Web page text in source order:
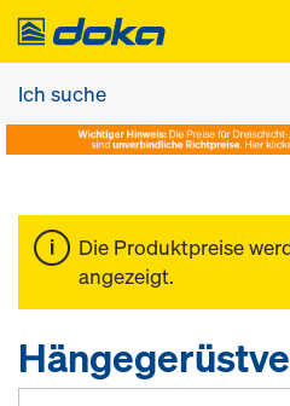
Die Produktpreise
angezeigt.